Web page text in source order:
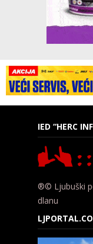
IED “HERC
®© Ljubuški
dlanu